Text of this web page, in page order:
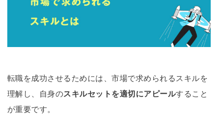
転職を成功させるためには、市場で求められるスキルを
理解し、自身のスキルセットを適切にアピールすること
が重要です。